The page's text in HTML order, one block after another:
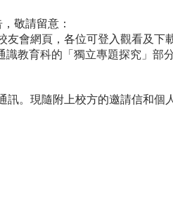
，敬請留意：
友會網頁 ，各位可登入觀看及下
教育科的「獨立專題探究」部
訊。 現隨附上校方的邀請信和個